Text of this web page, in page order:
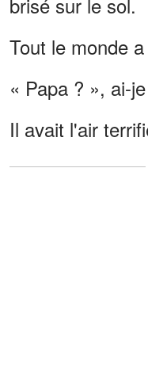
Tout le monde
« Papa ? », ai-
Il avait l'air